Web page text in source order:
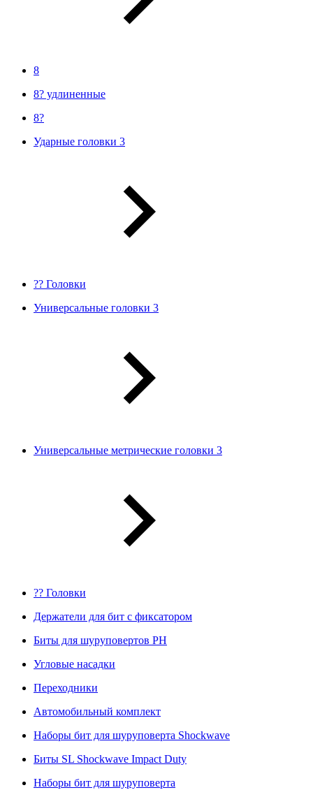
8
8? удлиненные
8?
Ударные головки 3
?? Головки
Универсальные головки 3
Универсальные метрические головки 3
?? Головки
Держатели для бит с фиксатором
Биты для шуруповертов PH
Угловые насадки
Переходники
Автомобильный комплект
Наборы бит для шуруповерта Shockwave
Биты SL Shockwave Impact Duty
Наборы бит для шуруповерта